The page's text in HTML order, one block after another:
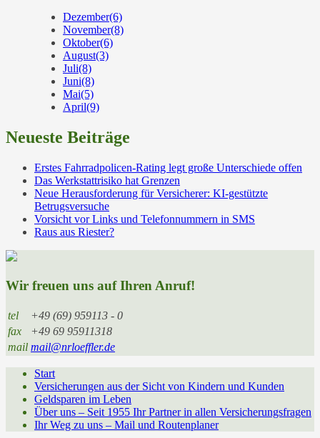
Dezember(6)
November(8)
Oktober(6)
August(3)
Juli(8)
Juni(8)
Mai(5)
April(9)
Neueste Beiträge
Erstes Fahrradpolicen-Rating legt große Unterschiede offen
Das Werkstattrisiko hat Grenzen
Neue Herausforderung für Versicherer: KI-gestützte
Betrugsversuche
Vorsicht vor Links und Telefonnummern in SMS
Raus aus Riester?
Wir freuen uns auf Ihren Anruf!
tel
+49 (69) 959113 - 0
fax
+49 69 95911318
mail mail@nrloeffler.de
Start
Versicherungen aus der Sicht von Kindern und Kunden
Geldsparen im Leben
Über uns – Seit 1955 Ihr Partner in allen Versicherungsfragen
Ihr Weg zu uns – Mail und Routenplaner